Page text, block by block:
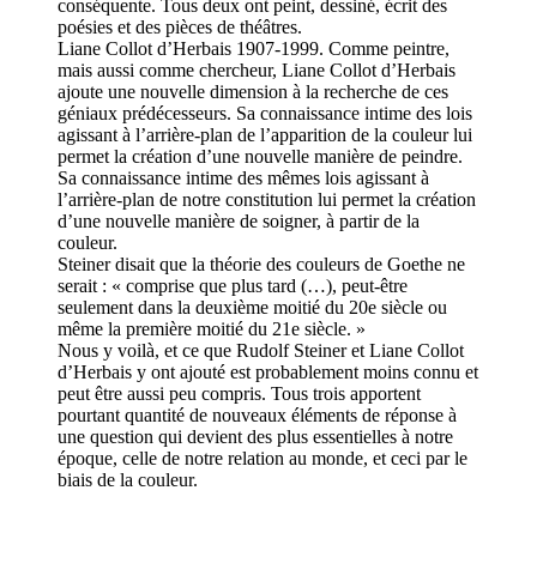
conséquente. Tous deux ont peint, dessiné, écrit des
poésies et des pièces de théâtres.
Liane Collot d’Herbais 1907-1999. Comme peintre,
mais aussi comme chercheur, Liane Collot d’Herbais
ajoute une nouvelle dimension à la recherche de ces
géniaux prédécesseurs. Sa connaissance intime des lois
agissant à l’arrière-plan de l’apparition de la couleur lui
permet la création d’une nouvelle manière de peindre.
Sa connaissance intime des mêmes lois agissant à
l’arrière-plan de notre constitution lui permet la création
d’une nouvelle manière de soigner, à partir de la
couleur.
Steiner disait que la théorie des couleurs de Goethe ne
serait : « comprise que plus tard (…), peut-être
seulement dans la deuxième moitié du 20e siècle ou
même la première moitié du 21e siècle. »
Nous y voilà, et ce que Rudolf Steiner et Liane Collot
d’Herbais y ont ajouté est probablement moins connu et
peut être aussi peu compris. Tous trois apportent
pourtant quantité de nouveaux éléments de réponse à
une question qui devient des plus essentielles à notre
époque, celle de notre relation au monde, et ceci par le
biais de la couleur.